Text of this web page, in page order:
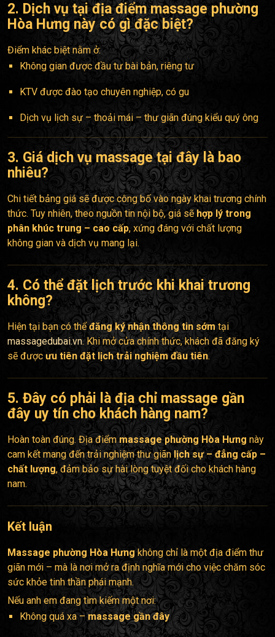
2. Dịch vụ tại địa điểmmassage phường
Hòa Hưngnày có gì đặc biệt?
Điểm khác biệt nằm ở:
Không gian được đầu tư bài bản, riêng tư
KTV được đào tạo chuyên nghiệp, có gu
Dịch vụ lịch sự – thoải mái – thư giãn đúng kiểu quý ông
3. Giá dịch vụ massage tại đây là bao
nhiêu?
Chi tiết bảng giá sẽ được công bố vào ngày khai trương chính
thức. Tuy nhiên, theo nguồn tin nội bộ, giá sẽ hợp lý trong
phân khúc trung – cao cấp, xứng đáng với chất lượng
không gian và dịch vụ mang lại.
4. Có thể đặt lịch trước khi khai trương
không?
Hiện tại bạn có thểđăng ký nhận thông tin sớmtại
massagedubai.vn. Khi mở cửa chính thức, khách đã đăng ký
sẽ được ưu tiên đặt lịch trải nghiệm đầu tiên.
5. Đây có phải là địa chỉ massage gần
đây uy tín cho khách hàng nam?
Hoàn toàn đúng. Địa điểmmassage phường Hòa Hưng này
cam kết mang đến trải nghiệm thư giãnlịch sự – đẳng cấp –
chất lượng, đảm bảo sự hài lòng tuyệt đối cho khách hàng
nam.
Kết luận
Massage phường Hòa Hưng không chỉ là một địa điểm thư
giãn mới – mà là nơi mở ra định nghĩa mới cho việc chăm sóc
sức khỏe tinh thần phái mạnh.
Nếu anh em đang tìm kiếm một nơi:
Không quá xa –massage gần đây